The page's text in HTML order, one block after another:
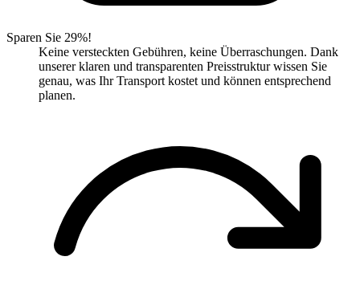
Sparen Sie 29%!
Keine versteckten Gebühren, keine Überraschungen. Dank
unserer klaren und transparenten Preisstruktur wissen Sie
genau, was Ihr Transport kostet und können entsprechend
planen.